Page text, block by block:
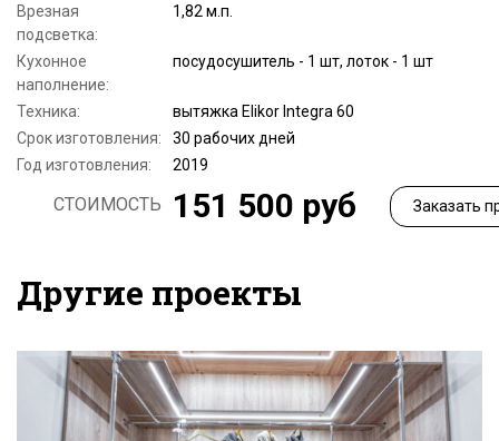
Врезная
подсветка:
1,82 м.п.
Кухонное
наполнение:
посудосушитель - 1 шт, лоток - 1 шт
Техника:
вытяжка Elikor Integra 60
Срок изготовления:
30 рабочих дней
Год изготовления:
2019
СТОИМОСТЬ 151 500 руб Заказать
Другие проекты